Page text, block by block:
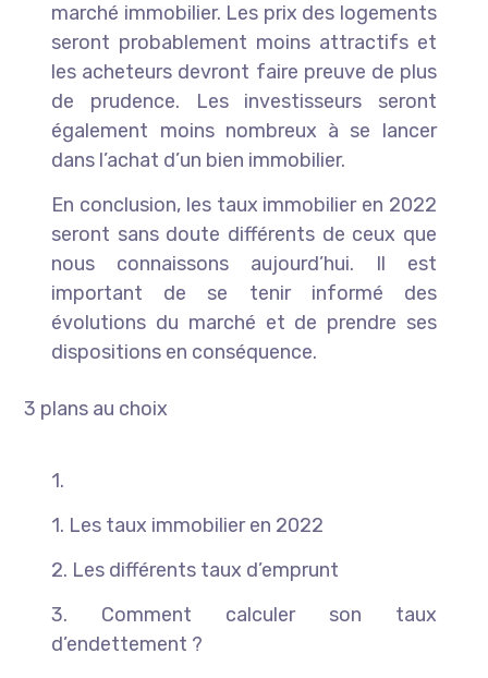
marché immobilier. Les prix des logements
seront probablement moins attractifs et
les acheteurs devront faire preuve de plus
de prudence. Les investisseurs seront
également moins nombreux à se lancer
dans l’achat d’un bien immobilier.
En conclusion, les taux immobilier en 2022
seront sans doute différents de ceux que
nous connaissons aujourd’hui. Il est
important de se tenir informé des
évolutions du marché et de prendre ses
dispositions en conséquence.
3 plans au choix
1.
1. Les taux immobilier en 2022
2. Les différents taux d’emprunt
3. Comment calculer son taux
d’endettement ?